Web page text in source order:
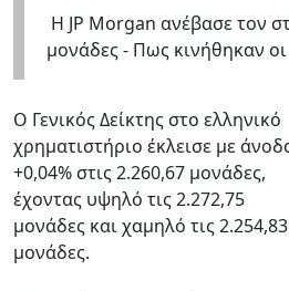
Η JP Morgan ανέβασε τον
μονάδες - Πως κινήθηκαν
Ο Γενικός Δείκτης στο ελληνικό
χρηματιστήριο έκλεισε με
+0,04% στις 2.260,67 μονάδες,
έχοντας υψηλό τις 2.272,75
μονάδες και χαμηλό τις 2.254,83
μονάδες.